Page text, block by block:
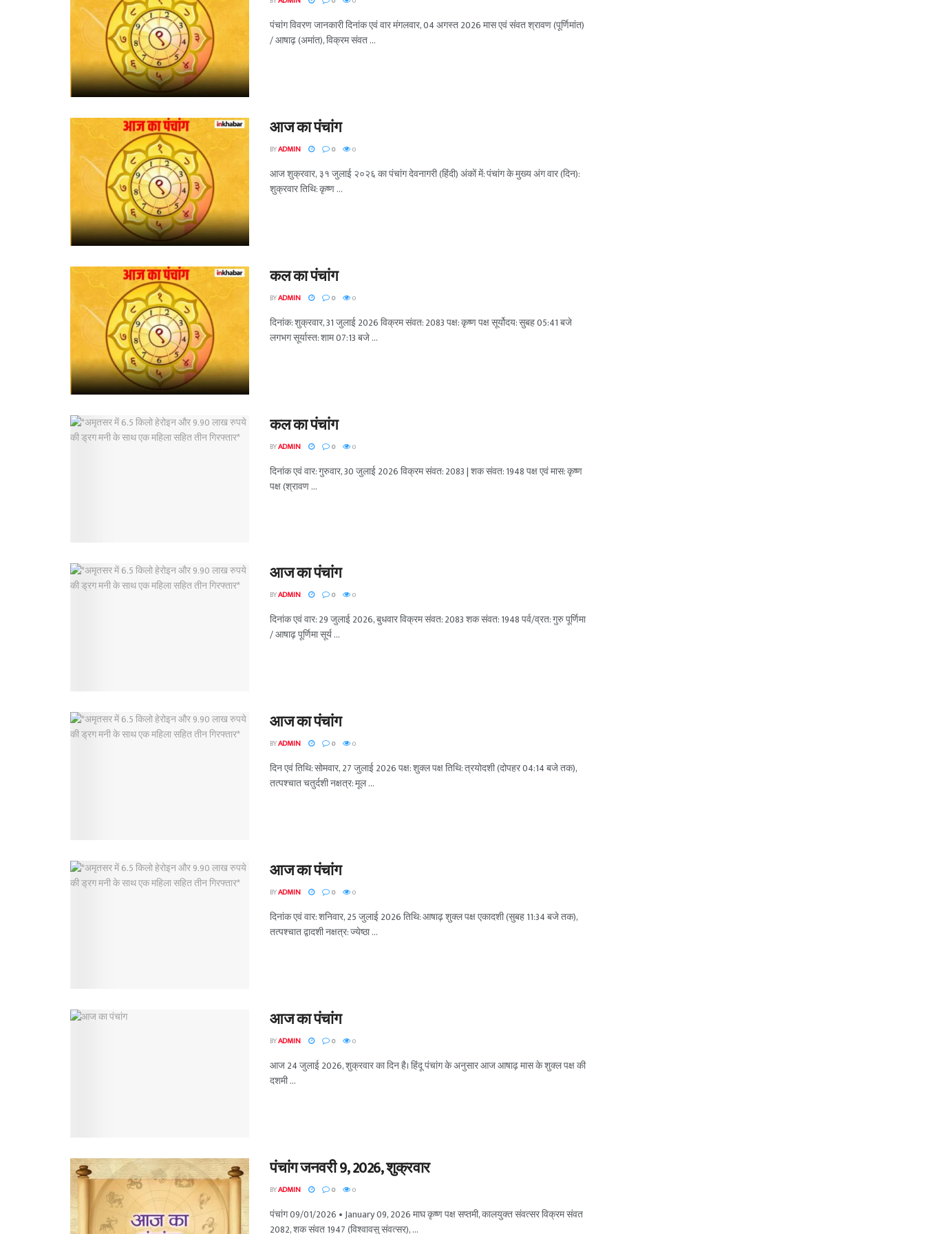
पंचांग विवरण जानकारी दिनांक एवं वार मंगलवार, 04 अगस्त 2026 मास एवं संवत श्रावण (पूर्णिमांत)
/ आषाढ़ (अमांत), विक्रम संवत ...
आज का पंचांग
BYADMIN 0 0
आज शुक्रवार, ३१ जुलाई २०२६ का पंचांग देवनागरी (हिंदी) अंकों में: पंचांग के मुख्य अंग वार (दिन):
शुक्रवार तिथि: कृष्ण ...
कल का पंचांग
BYADMIN 0 0
दिनांक: शुक्रवार, 31 जुलाई 2026 विक्रम संवत: 2083 पक्ष: कृष्ण पक्ष सूर्योदय: सुबह 05:41 बजे
लगभग सूर्यास्त: शाम 07:13 बजे ...
कल का पंचांग
BYADMIN 0 0
दिनांक एवं वार: गुरुवार, 30 जुलाई 2026 विक्रम संवत: 2083 | शक संवत: 1948 पक्ष एवं मास: कृष्ण
पक्ष (श्रावण ...
आज का पंचांग
BYADMIN 0 0
दिनांक एवं वार: 29 जुलाई 2026, बुधवार विक्रम संवत: 2083 शक संवत: 1948 पर्व/व्रत: गुरु पूर्णिमा
/ आषाढ़ पूर्णिमा सूर्य ...
आज का पंचांग
BYADMIN 0 0
दिन एवं तिथि: सोमवार, 27 जुलाई 2026 पक्ष: शुक्ल पक्ष तिथि: त्रयोदशी (दोपहर 04:14 बजे तक),
तत्पश्चात चतुर्दशी नक्षत्र: मूल ...
आज का पंचांग
BYADMIN 0 0
दिनांक एवं वार: शनिवार, 25 जुलाई 2026 तिथि: आषाढ़ शुक्ल पक्ष एकादशी (सुबह 11:34 बजे तक),
तत्पश्चात द्वादशी नक्षत्र: ज्येष्ठा ...
आज का पंचांग
BYADMIN 0 0
आज 24 जुलाई 2026, शुक्रवार का दिन है। हिंदू पंचांग के अनुसार आज आषाढ़ मास के शुक्ल पक्ष की
दशमी ...
पंचांग जनवरी 9, 2026, शुक्रवार
BYADMIN 0 0
पंचांग 09/01/2026 • January 09, 2026 माघ कृष्ण पक्ष सप्तमी, कालयुक्त संवत्सर विक्रम संवत
2082, शक संवत 1947 (विश्वावसु संवत्सर), ...